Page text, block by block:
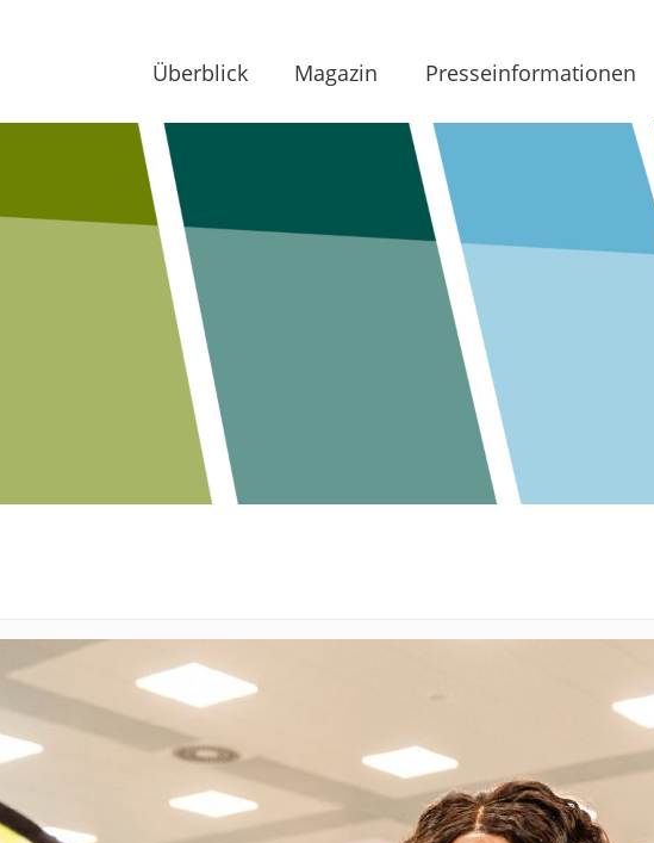
Überblick Magazin Presseinformationen